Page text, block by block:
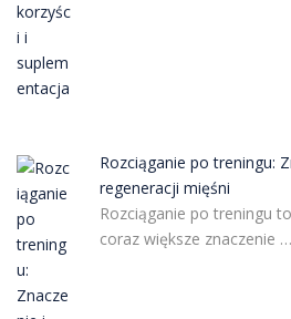
Rozciąganie po treningu:
regeneracji mięśni
Rozciąganie po treningu
coraz większe znaczenie …